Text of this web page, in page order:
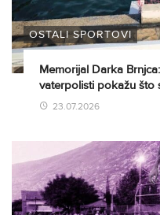
OSTALI SPORTOVI
Memorijal Darka
vaterpolisti pokažu što
23.07.2026